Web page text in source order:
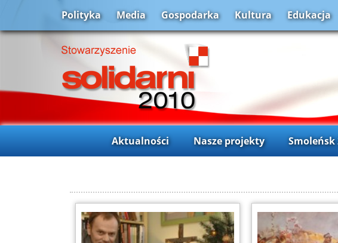
Polityka Media Gospodarka Kultura Edukacja
Aktualności Nasze projekty Smoleńsk